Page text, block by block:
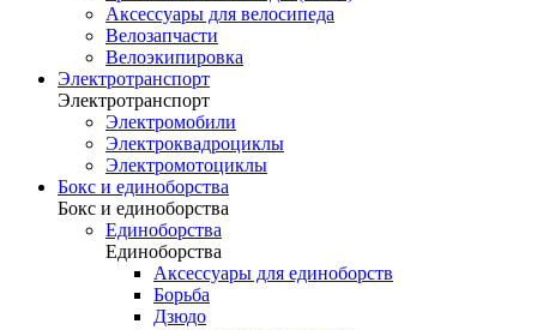
Аксессуары для велосипеда
Велозапчасти
Велоэкипировка
Электротранспорт
Электротранспорт
Электромобили
Электроквадроциклы
Электромотоциклы
Бокс и единоборства
Бокс и единоборства
Единоборства
Единоборства
Аксессуары для единоборств
Борьба
Дзюдо